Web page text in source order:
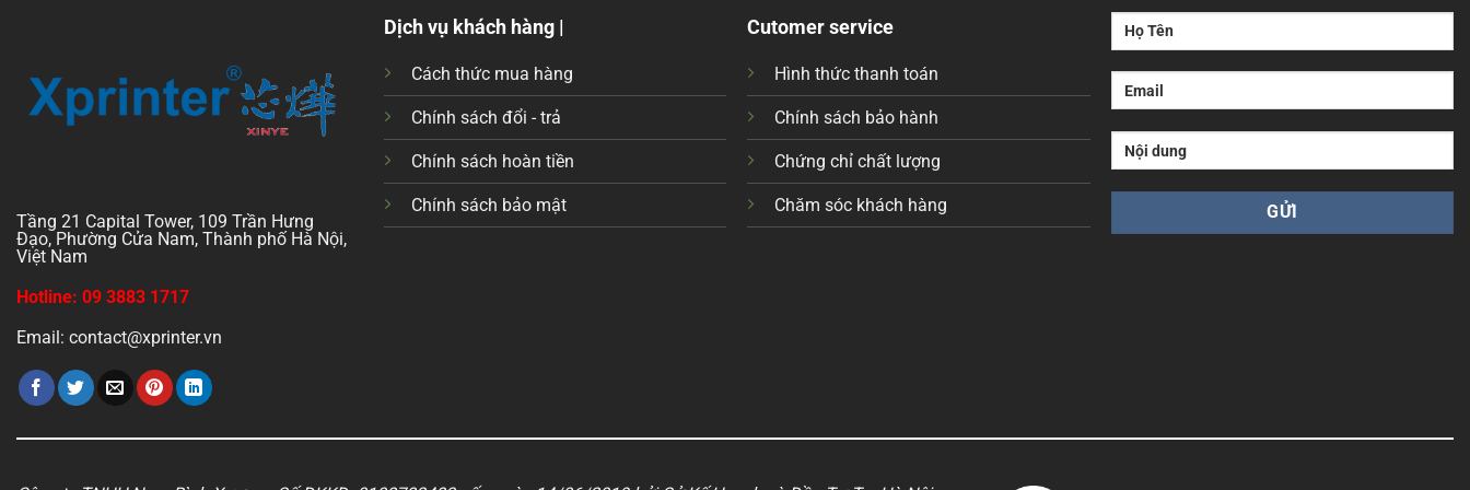
Tầng 21 Capital Tower, 109 Trần Hưng
Đạo, Phường Cửa Nam, Thành phố Hà Nội,
Việt Nam
Hotline: 09 3883 1717
Email: contact@xprinter.vn
Dịch vụ khách hàng |
Cách thức mua hàng
Chính sách đổi - trả
Chính sách hoàn tiền
Chính sách bảo mật
Cutomer service
Hình thức thanh toán
Chính sách bảo hành
Chứng chỉ chất lượng
Chăm sóc khách hàng